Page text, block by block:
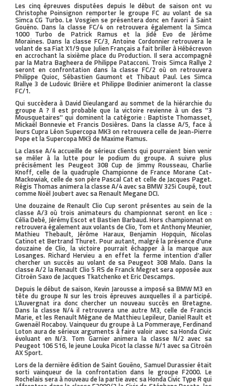
Les cinq épreuves disputées depuis le début de saison ont vu
Christophe Poinsignon remporter le groupe FC au volant de sa
Simca CG Turbo. Le Vosgien se présentera donc en favori à Saint
Gouëno. Dans la classe FC/4 on retrouvera également la Simca
1000 Turbo de Patrick Ramus et la Jidé Evo de Jérôme
Moraines. Dans la classe FC/3, Antoine Cordonnier retrouvera le
volant de sa Fiat X1/9 que Julien Français a fait briller à Hébécrevon
en accrochant la sixième place du Production. Il sera accompagné
par la Matra Bagheera de Philippe Patacconi. Trois Simca Rallye 2
seront en confrontation dans la classe FC/2 où on retrouvera
Philippe Quioc, Sébastien Gaumont et Thibaut Paul. Les Simca
Rallye 3 de Ludovic Brière et Philippe Bodinier animeront la classe
FC/1.
Qui succèdera à David Dieulangard au sommet de la hiérarchie du
groupe A ? Il est probable que la victoire revienne à un des ''3
Mousquetaires'' qui dominent la catégorie : Baptiste Thomasset,
Mickaël Bonnevie et Francis Dosières. Dans la classe A/5, face à
leurs Cupra Léon Supercopa MK3 on retrouvera celle de Jean-Pierre
Pope et la Supercopa MK3 de Maxime Ramus.
La classe A/4 accueille de sérieux clients qui pourraient bien venir
se mêler à la lutte pour le podium du groupe. A suivre plus
précisément les Peugeot 308 Cup de Jimmy Rousseau, Charlie
Knoff, celle de la quadruple Championne de France Morane Cat-
Mackowiak, celle de son père Pascal Cat et celle de Jacques Paget.
Régis Thomas animera la classe A/4 avec sa BMW 325i Coupé, tout
comme Noël Joubert avec sa Renault Megane DCI.
Une douzaine de Renault Clio Cup seront présentes au sein de la
classe A/3 où trois animateurs du championnat seront en lice :
Célia Debé, Jérémy Escot et Bastien Barbaud. Hors championnat on
retrouvera également aux volants de Clio, Tom et Anthony Meunier,
Mathieu Thebault, Jérôme Haraux, Benjamin Hopquin, Nicolas
Catinot et Bertrand Thuret. Pour autant, malgré la présence d’une
douzaine de Clio, la victoire pourrait échapper à la marque aux
Losanges. Richard Hervieu a en effet la ferme intention d’aller
chercher un succès au volant de sa Peugeot 308 Malo. Dans la
classe A/2 la Renault Clio 5 RS de Franck Megret sera opposée aux
Citroën Saxo de Jacques Tkatchenko et Eric Descamps.
Depuis le début de saison, Kevin Jarousse a imposé sa BMW M3 en
tête du groupe N sur les trois épreuves auxquelles il a participé.
L’Auvergnat ira donc chercher un nouveau succès en Bretagne.
Dans la classe N/4 il retrouvera une autre M3, celle de Francis
Marie, et les Renault Mégane de Matthieu Lepileur, Daniel Rault et
Gwenaël Rocaboy. Vainqueur du groupe à La Pommeraye, Ferdinand
Loton aura de sérieux arguments à faire valoir avec sa Honda Civic
évoluant en N/3. Tom Garnier animera la classe N/2 avec sa
Peugeot 106 S16, le jeune Louka Picot la classe N/1 avec sa Citroën
AX Sport.
Lors de la dernière édition de Saint Gouëno, Samuel Durassier était
sorti vainqueur de la confrontation dans le groupe F2000. Le
Rochelais sera à nouveau de la partie avec sa Honda Civic Type R qui